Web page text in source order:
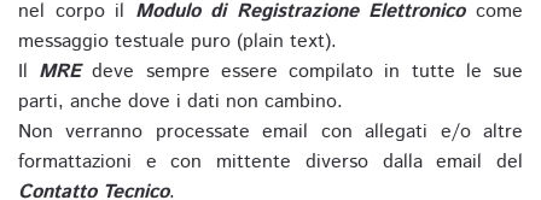
nel corpo il Modulo di Registrazione Elettronicocome
messaggio testuale puro (plain text).
Il MREdeve sempre essere compilato in tutte le sue
parti, anche dove i dati non cambino.
Non verranno processate email con allegati e/o altre
formattazioni e con mittente diverso dalla email del
Contatto Tecnico.